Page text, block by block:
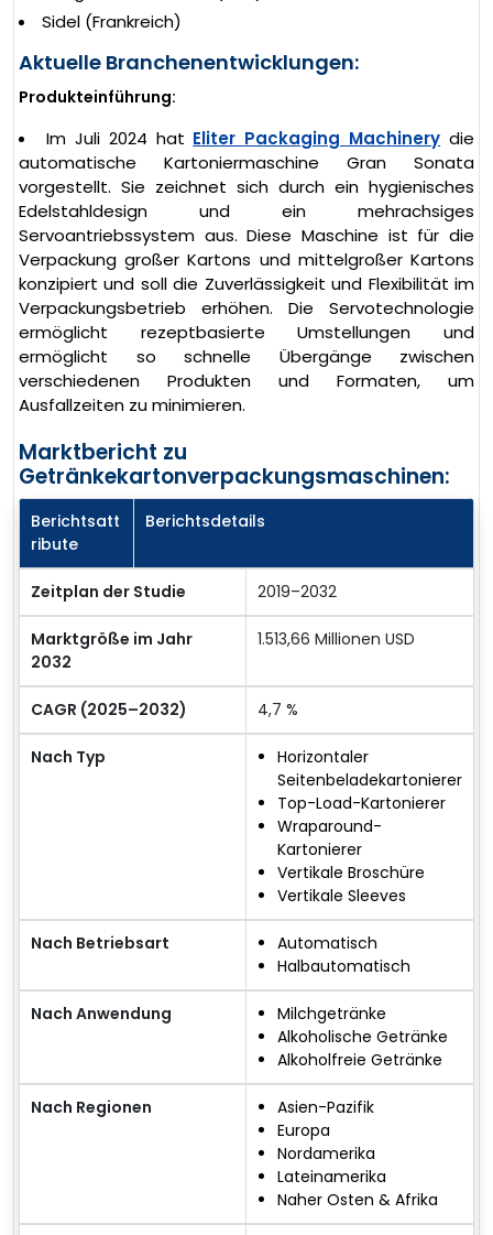
Sidel (Frankreich)
Aktuelle Branchenentwicklungen:
Produkteinführung:
Im Juli 2024 hat Eliter Packaging Machinery die
automatische Kartoniermaschine Gran Sonata
vorgestellt. Sie zeichnet sich durch ein hygienisches
Edelstahldesign und ein mehrachsiges
Servoantriebssystem aus. Diese Maschine ist für die
Verpackung großer Kartons und mittelgroßer Kartons
konzipiert und soll die Zuverlässigkeit und Flexibilität im
Verpackungsbetrieb erhöhen. Die Servotechnologie
ermöglicht rezeptbasierte Umstellungen und
ermöglicht so schnelle Übergänge zwischen
verschiedenen Produkten und Formaten, um
Ausfallzeiten zu minimieren.
Marktbericht zu
Getränkekartonverpackungsmaschinen:
Berichtsatt
ribute
Berichtsdetails
Zeitplan der Studie 2019–2032
Marktgröße im Jahr
2032
1.513,66 Millionen USD
CAGR (2025–2032) 4,7 %
Nach Typ
Horizontaler
Seitenbeladekartonierer
Top-Load-Kartonierer
Wraparound-
Kartonierer
Vertikale Broschüre
Vertikale Sleeves
Nach Betriebsart
Automatisch
Halbautomatisch
Nach Anwendung
Milchgetränke
Alkoholische Getränke
Alkoholfreie Getränke
Nach Regionen
Asien-Pazifik
Europa
Nordamerika
Lateinamerika
Naher Osten & Afrika